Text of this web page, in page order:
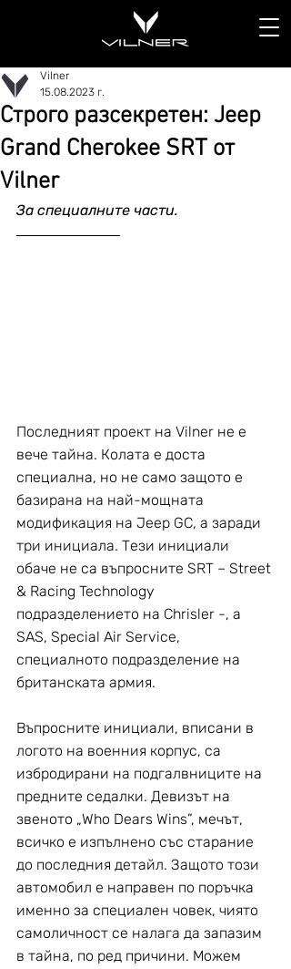
Строго разсекретен: Jeep
Grand Cherokee SRT от
Vilner
Vilner
15.08.2023 г.
За специалните части.
Последният проект на Vilner не е
вече тайна. Колата е доста
специална, но не само защото е
базирана на най-мощната
модификация на Jeep GC, а заради
три инициала. Тези инициали
обаче не са въпросните SRT – Street
& Racing Technology
подразделението на Chrisler -, а
SAS, Special Air Service,
специалното подразделение на
британската армия.
Въпросните инициали, вписани в
логото на военния корпус, са
избродирани на подгалвниците на
предните седалки. Девизът на
звеното „Who Dears Wins”, мечът,
всичко е изпълнено със старание
до последния детайл. Защото този
автомобил е направен по поръчка
именно за специален човек, чиято
самоличност се налага да запазим
в тайна, по ред причини. Можем